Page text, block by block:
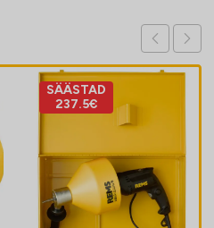
SÄÄSTAD
237.5€